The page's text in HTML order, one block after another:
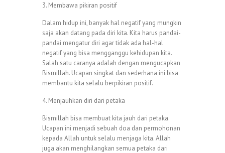
3. Membawa pikiran positif
Dalam hidup ini, banyak hal negatif yang mungkin
saja akan datang pada diri kita. Kita harus pandai-
pandai mengatur diri agar tidak ada hal-hal
negatif yang bisa mengganggu kehidupan kita.
Salah satu caranya adalah dengan mengucapkan
Bismillah. Ucapan singkat dan sederhana ini bisa
membantu kita selalu berpikiran positif.
4. Menjauhkan diri dari petaka
Bismillah bisa membuat kita jauh dari petaka.
Ucapan ini menjadi sebuah doa dan permohonan
kepada Allah untuk selalu menjaga kita. Allah
juga akan menghilangkan semua petaka dari